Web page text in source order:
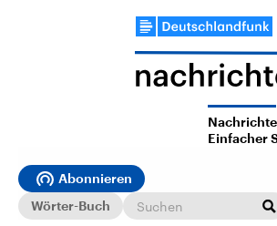
Einfacher
Abonnieren
Wörter-Buch